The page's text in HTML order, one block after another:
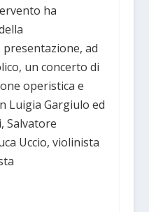
ha
presentazione, ad
un concerto di
operistica e
Luigia Gargiulo ed
Salvatore
Uccio, violinista